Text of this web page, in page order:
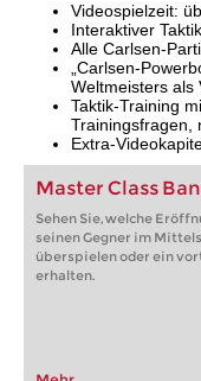
Videospielzeit:
Interaktiver
Alle Carlsen-
„Carlsen-
Weltmeisters als
Taktik-Training
Trainingsfragen,
Extra-
Master Class
Sehen Sie, welche
seinen Gegner im
überspielen oder ein
erhalten.